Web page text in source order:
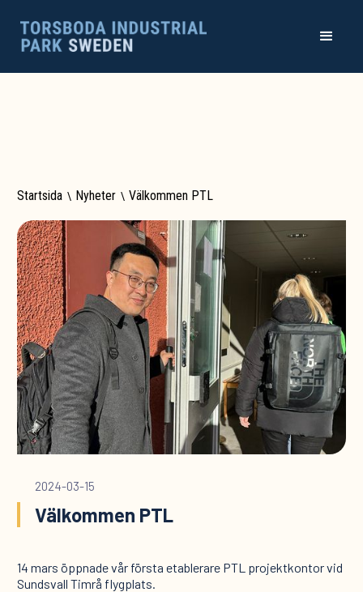
Startsida \ Nyheter \ Välkommen PTL
2024-03-15
Välkommen PTL
14 mars öppnade vår första etablerare PTL projektkontor vid
Sundsvall Timrå flygplats.